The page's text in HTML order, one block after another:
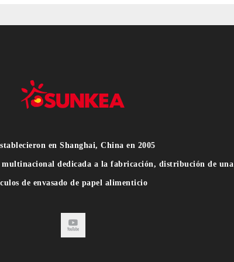
en Shanghai, China en 2005
multinacional dedicada a la fabricación, distribución de una
de envasado de papel alimenticio